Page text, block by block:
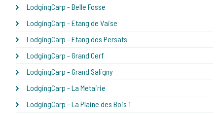
LodgingCarp - Belle Fosse
LodgingCarp - Etang de Vaise
LodgingCarp - Etang des Persats
LodgingCarp - Grand Cerf
LodgingCarp - Grand Saligny
LodgingCarp - La Metairie
LodgingCarp - La Plaine des Bois 1